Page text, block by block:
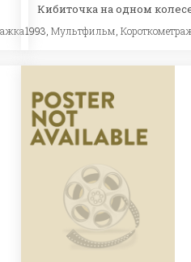
Кибиточка на одном
1993,Мультфильм ,